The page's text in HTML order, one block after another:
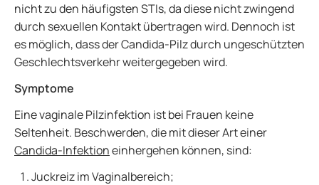
nicht zu den häufigsten STIs, da diese nicht zwingend
durch sexuellen Kontakt übertragen wird. Dennoch ist
es möglich, dass der Candida-Pilz durch ungeschützten
Geschlechtsverkehr weitergegeben wird.
Symptome
Eine vaginale Pilzinfektion ist bei Frauen keine
Seltenheit. Beschwerden, die mit dieser Art einer
Candida-Infektioneinhergehen können, sind:
Juckreiz im Vaginalbereich;